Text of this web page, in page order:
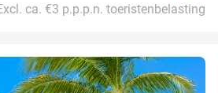
ca. €3 p.p.p.n. toeristenbelasting